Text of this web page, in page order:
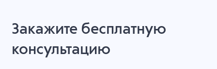
Закажите бесплатную
консультацию